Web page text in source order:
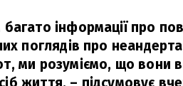
інформації про
поглядів про
ми розуміємо, що вони